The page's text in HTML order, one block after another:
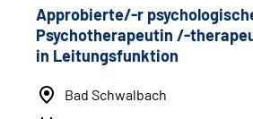
Approbierte/-r
Psychotherapeutin /-
in Leitungsfunktion
Bad Schwalbach